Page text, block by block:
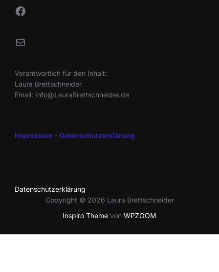
Facebook
Mail
Verantwortlich für den Inhalt:
Laura Brettschneider
Email: Info@LauraBrettschneider.de
Impressum - Datenschutzerklärung
Datenschutzerklärung
Copyright © 2026 Laura Brettschneider
Inspiro Theme von WPZOOM